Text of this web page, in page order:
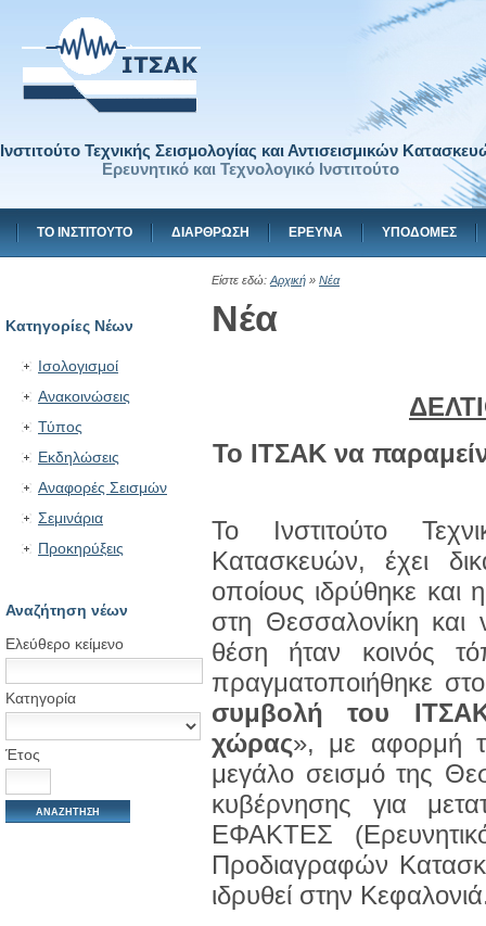
Ινστιτούτο Τεχνικής Σεισμολογίας και Αντισεισμικών
Ερευνητικό και Τεχνολογικό Ινστιτούτο
ΤΟ ΙΝΣΤΙΤΟΥΤΟ ΔΙΑΡΘΡΩΣΗ ΕΡΕΥΝΑ ΥΠΟΔΟΜΕΣ
Κατηγορίες Νέων
Ισολογισμοί
Ανακοινώσεις
Τύπος
Εκδηλώσεις
Αναφορές Σεισμών
Σεμινάρια
Προκηρύξεις
Αναζήτηση νέων
Ελεύθερο κείμενο
Κατηγορία
Έτος
Είστε εδώ: Αρχική » Νέα
Νέα
Το ΙΤΣΑΚ να
Το Ινστιτούτο
Κατασκευών, έχει
οποίους ιδρύθηκε και
στη Θεσσαλονίκη
θέση ήταν κοινός
πραγματοποιήθηκε
συμβολή του
χώρας», με αφορμή
μεγάλο σεισμό της
κυβέρνησης για
ΕΦΑΚΤΕΣ
Προδιαγραφών
ιδρυθεί στην